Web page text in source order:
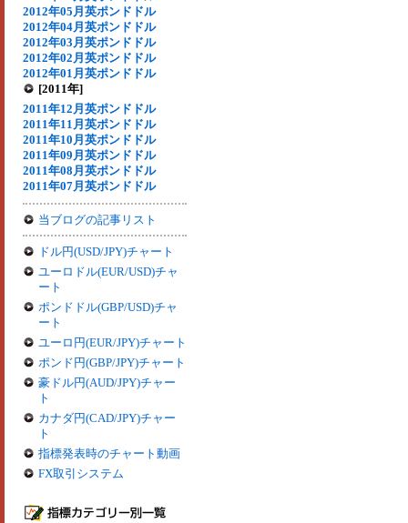
2012年05月英ポンドドル
2012年04月英ポンドドル
2012年03月英ポンドドル
2012年02月英ポンドドル
2012年01月英ポンドドル
[2011年]
2011年12月英ポンドドル
2011年11月英ポンドドル
2011年10月英ポンドドル
2011年09月英ポンドドル
2011年08月英ポンドドル
2011年07月英ポンドドル
当ブログの記事リスト
ドル円(USD/JPY)チャート
ユーロドル(EUR/USD)チャ
ート
ポンドドル(GBP/USD)チャ
ート
ユーロ円(EUR/JPY)チャート
ポンド円(GBP/JPY)チャート
豪ドル円(AUD/JPY)チャー
ト
カナダ円(CAD/JPY)チャー
ト
指標発表時のチャート動画
FX取引システム